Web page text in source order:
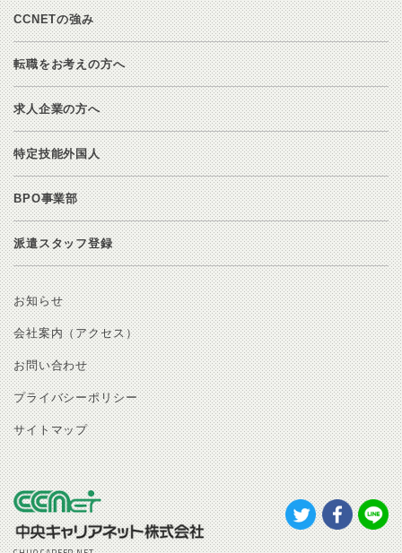
CCNETの強み
転職をお考えの方へ
求人企業の方へ
特定技能外国人
BPO事業部
派遣スタッフ登録
お知らせ
会社案内（アクセス）
お問い合わせ
プライバシーポリシー
サイトマップ